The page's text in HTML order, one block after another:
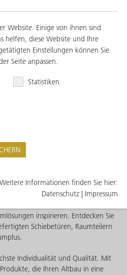
Raum-Situationen
zwangsläufig, dass Sie auf
müssen. Unsere
Altbaus bewahren und
Schranksysteme nach Ihren
Möbelstück passgenau
inspirieren. Entdecken Sie
Schiebetüren, Raumteilern
Individualität und Qualität. Mit
die Ihren Altbau in eine
Website. Einige von ihnen sind
helfen, diese Website und Ihre
Einstellungen können Sie
Seite anpassen.
Statistiken
Weitere Informationen finden Sie hier:
Datenschutz | Impressum